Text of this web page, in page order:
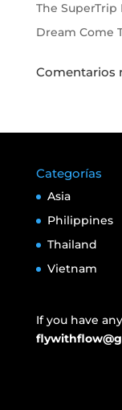
The SuperTrip
Dream Come
Comentarios
Categorías
Asia
Philippines
Thailand
Vietnam
If you have